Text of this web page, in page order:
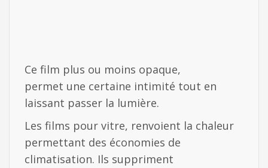
Ce film plus ou moins opaque,
permet une certaine intimité tout en
laissant passer la lumière.
Les films pour vitre, renvoient la chaleur
permettant des économies de
climatisation. Ils suppriment